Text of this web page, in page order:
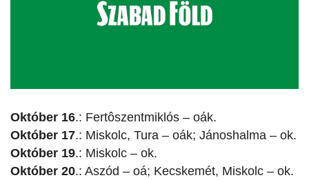
Október 16.: Fertôszentmiklós – oák.
Október 17.: Miskolc, Tura – oák; Jánoshalma – ok.
Október 19.: Miskolc – ok.
Október 20.: Aszód – oá; Kecskemét, Miskolc – ok.